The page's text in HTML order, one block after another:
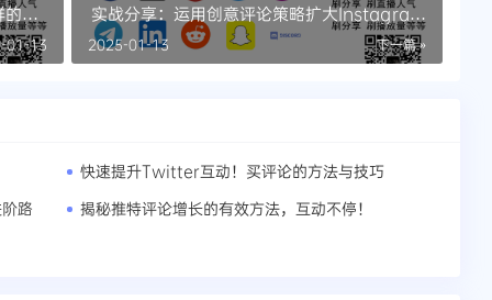
的最
01-13
实战分享：运用创意评论策略扩大Instagram
影响力
下一篇 »
2025-01-13
快速提升Twitter互动！买评论的方法与技巧
路
揭秘推特评论增长的有效方法，互动不停！